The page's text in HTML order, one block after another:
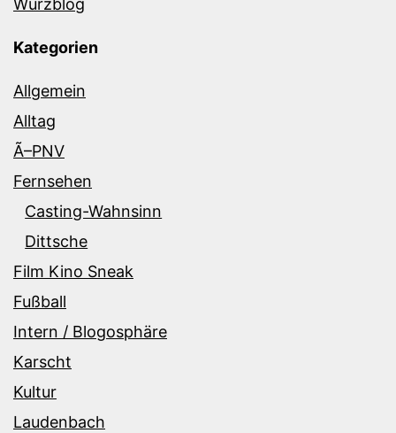
Kategorien
Allgemein
Alltag
Ã–PNV
Fernsehen
Casting-Wahnsinn
Dittsche
Film Kino Sneak
Fußball
Intern / Blogosphäre
Karscht
Kultur
Laudenbach